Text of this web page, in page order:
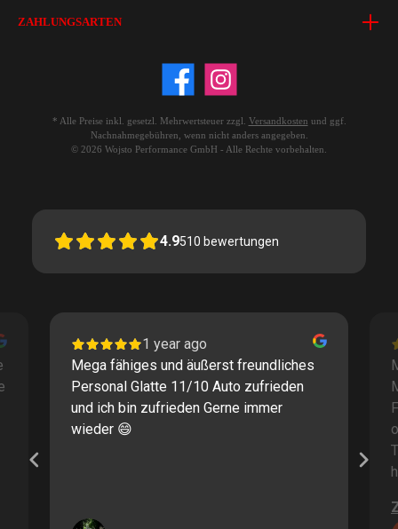
ZAHLUNGSARTEN
* Alle Preise inkl. gesetzl. Mehrwertsteuer zzgl. Versandkosten und ggf.
Nachnahmegebühren, wenn nicht anders angegeben.
© 2026 Wojsto Performance GmbH - Alle Rechte vorbehalten.
4.9510 bewertungen
1 year ago
Mega fähiges und äußerst freundliches
Personal Glatte 11/10 Auto zufrieden
und ich bin zufrieden Gerne immer
wieder 😄